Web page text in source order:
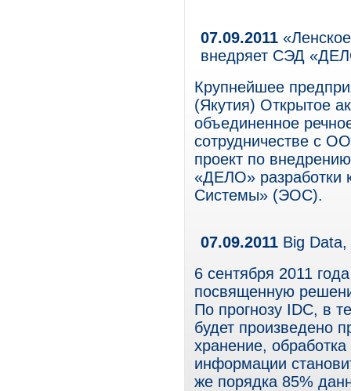
07.09.2011
внедряет СЭД
Крупнейшее
(Якутия) Открытое
объединенное
сотрудничестве с
проект по
«ДЕЛО» разработки
Системы» (ЭОС).
07.09.2011 Big
6 сентября 2011
посвященную
По прогнозу IDC, в
будет произведено
хранение,
информации
же порядка 85%